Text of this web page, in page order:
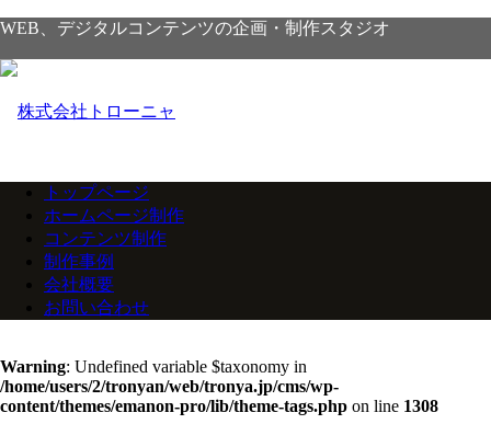
WEB、デジタルコンテンツの企画・制作スタジオ
トップページ
ホームページ制作
コンテンツ制作
制作事例
会社概要
お問い合わせ
Warning: Undefined variable $taxonomy in
/home/users/2/tronyan/web/tronya.jp/cms/wp-
content/themes/emanon-pro/lib/theme-tags.php on line 1308